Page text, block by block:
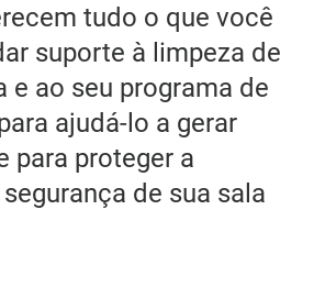
tudo o que você
suporte à limpeza de
e ao seu programa de
ajudá-lo a gerar
para proteger a
de sua sala